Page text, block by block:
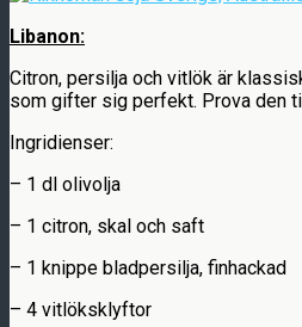
Libanon:
Citron, persilja och vitlök är
som gifter sig perfekt. Prova den
Ingridienser:
– 1 dl olivolja
– 1 citron, skal och saft
– 1 knippe bladpersilja, finhackad
– 4 vitlöksklyftor